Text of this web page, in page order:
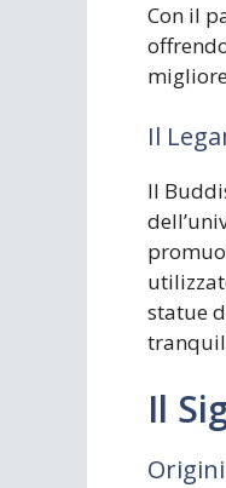
Con il
Il
Il
statue
Il